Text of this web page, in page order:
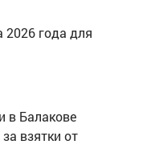
2026 года для
в Балакове
взятки от